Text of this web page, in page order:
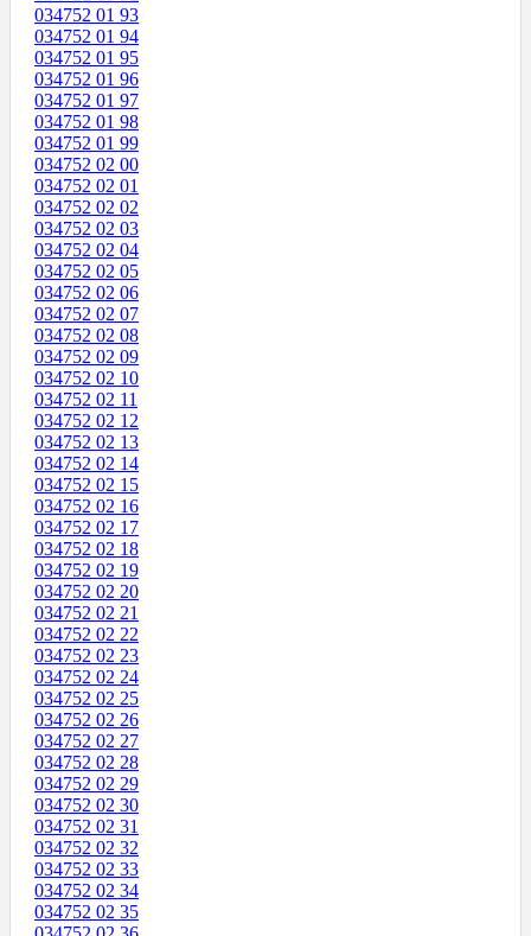
034752 01 93
034752 01 94
034752 01 95
034752 01 96
034752 01 97
034752 01 98
034752 01 99
034752 02 00
034752 02 01
034752 02 02
034752 02 03
034752 02 04
034752 02 05
034752 02 06
034752 02 07
034752 02 08
034752 02 09
034752 02 10
034752 02 11
034752 02 12
034752 02 13
034752 02 14
034752 02 15
034752 02 16
034752 02 17
034752 02 18
034752 02 19
034752 02 20
034752 02 21
034752 02 22
034752 02 23
034752 02 24
034752 02 25
034752 02 26
034752 02 27
034752 02 28
034752 02 29
034752 02 30
034752 02 31
034752 02 32
034752 02 33
034752 02 34
034752 02 35